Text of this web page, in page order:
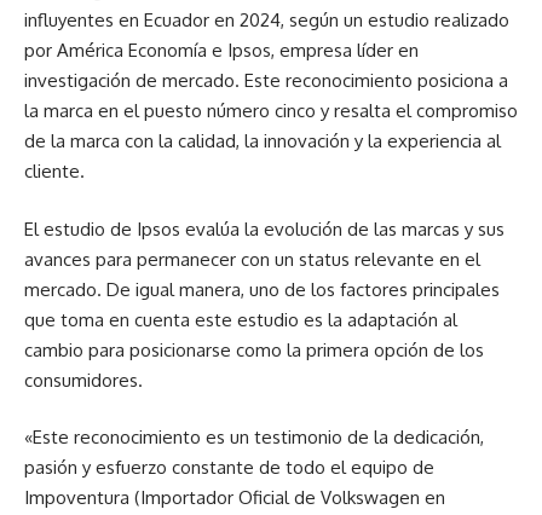
influyentes en Ecuador en 2024, según un estudio realizado
por América Economía e Ipsos, empresa líder en
investigación de mercado. Este reconocimiento posiciona a
la marca en el puesto número cinco y resalta el compromiso
de la marca con la calidad, la innovación y la experiencia al
cliente.
El estudio de Ipsos evalúa la evolución de las marcas y sus
avances para permanecer con un status relevante en el
mercado. De igual manera, uno de los factores principales
que toma en cuenta este estudio es la adaptación al
cambio para posicionarse como la primera opción de los
consumidores.
«Este reconocimiento es un testimonio de la dedicación,
pasión y esfuerzo constante de todo el equipo de
Impoventura (Importador Oficial de Volkswagen en